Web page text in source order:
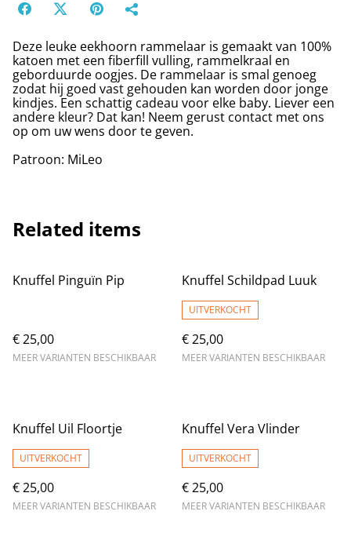
Deze leuke eekhoorn rammelaar is gemaakt van 100%
katoen met een fiberfill vulling, rammelkraal en
geborduurde oogjes. De rammelaar is smal genoeg
zodat hij goed vast gehouden kan worden door jonge
kindjes. Een schattig cadeau voor elke baby. Liever een
andere kleur? Dat kan! Neem gerust contact met ons
op om uw wens door te geven.
Patroon: MiLeo
Related items
Knuffel Pinguïn Pip
€ 25,00
MEER VARIANTEN BESCHIKBAAR
Knuffel Schildpad Luuk
UITVERKOCHT
€ 25,00
MEER VARIANTEN BESCHIKBAAR
Knuffel Uil Floortje
UITVERKOCHT
€ 25,00
MEER VARIANTEN BESCHIKBAAR
Knuffel Vera Vlinder
UITVERKOCHT
€ 25,00
MEER VARIANTEN BESCHIKBAAR